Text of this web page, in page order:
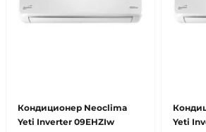
Кондиционер Neoclima
Yeti Inverter 09EHZIw
Yeti